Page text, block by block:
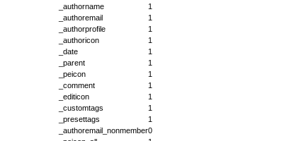
_authorname
1
_authoremail
1
_authorprofile
1
_authoricon
1
_date
1
_parent
1
_peicon
1
_comment
1
_editicon
1
_customtags
1
_presettags
1
_authoremail_nonmember0